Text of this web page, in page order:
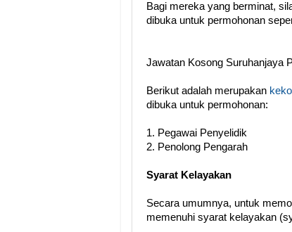
Bagi mereka yang berminat,
dibuka untuk permohonan
Jawatan Kosong Suruhanjaya
Berikut adalah merupakan
dibuka untuk permohonan:
1. Pegawai Penyelidik
2. Penolong Pengarah
Syarat Kelayakan
Secara umumnya, untuk
memenuhi syarat kelayakan